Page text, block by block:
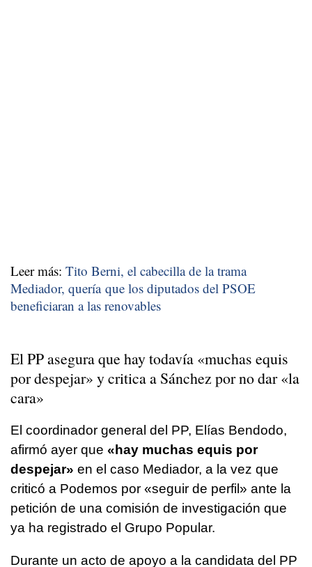
Leer más: Tito Berni, el cabecilla de la trama
Mediador, quería que los diputados del PSOE
beneficiaran a las renovables
El PP asegura que hay todavía «muchas equis
por despejar» y critica a Sánchez por no dar «la
cara»
El coordinador general del PP, Elías Bendodo,
afirmó ayer que «hay muchas equis por
despejar» en el caso Mediador, a la vez que
criticó a Podemos por «seguir de perfil» ante la
petición de una comisión de investigación que
ya ha registrado el Grupo Popular.
Durante un acto de apoyo a la candidata del PP